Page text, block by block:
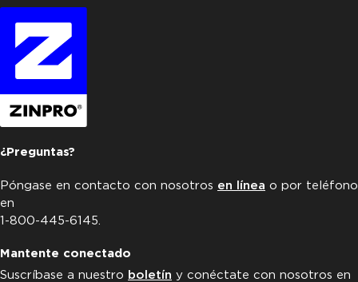
¿Preguntas?
Póngase en contacto con nosotros en línea o por teléfono
en
1-800-445-6145.
Mantente conectado
Suscríbase a nuestro boletín y conéctate con nosotros en